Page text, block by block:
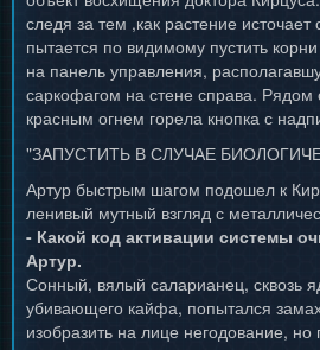
следя за тем ,как растение источает
пытается по видимому пустить
на панель управления,
саркофагом на стене справа.
красным огнем горела кнопка с
"ЗАПУСТИТЬ В СЛУЧАЕ
Артур быстрым шагом подошел к
ленивый мутный взгляд с
- Какой код активации системы
Артур.
Сонный, вялый саларианец, сквозь
убивающего кайфа, попытался
изобразить на лице негодование,